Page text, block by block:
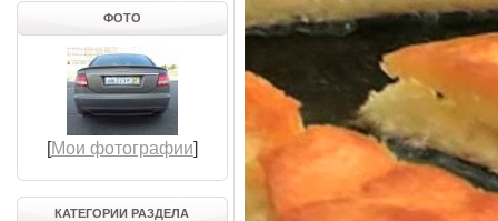
ФОТО
[Мои фотографии]
КАТЕГОРИИ РАЗДЕЛА